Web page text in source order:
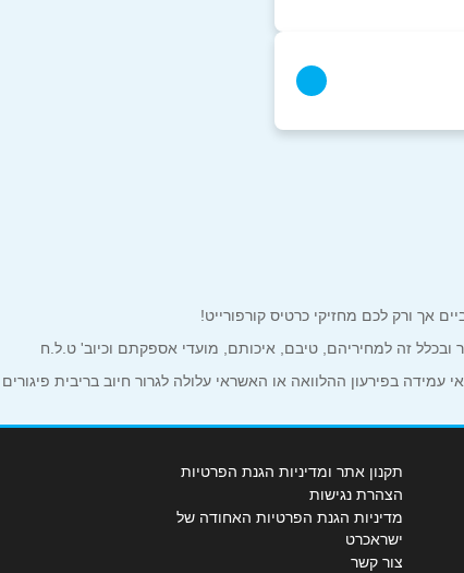
ובכלל זה למחיריהם, טיבם, איכותם, מועדי אספקתם וכיוב' ט.ל.ח
בפירעון ההלוואה או האשראי עלולה לגרור חיוב בריבית פיגורים
תקנון אתר ומדיניות הגנת הפרטיות
הצהרת נגישות
מדיניות הגנת הפרטיות האחודה של
ישראכרט
צור קשר